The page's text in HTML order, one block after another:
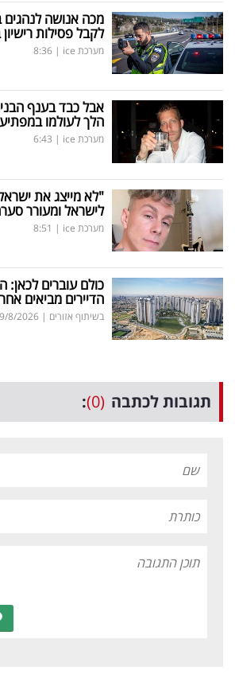
מכה אנושה
לקבל פסילות
מערכת ice |
8:36
אבל כבד בענף
הלך לעולמו במפתיע
מערכת ice |
6:43
"לא מייצג את
לישראל ומעורר
מערכת ice |
8:51
כולם עוברים
הדיירים מביאים
בשיתוף אזורים |
9/8/2026
תגובות לכתבה (0)
: